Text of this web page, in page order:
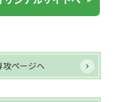
攻ページへ